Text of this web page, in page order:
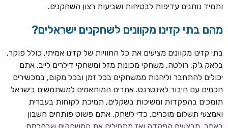
ROYSPINS
MEGAPARI
בונוס קבלת פנים: עד 125% בונוס עד €450 + 250 ספינים חינם
חבילת קבלת פנים: עד 280% בונוס עד €2,200 + 230 ספינים
ותמיד נותנים עדיפות לבטיחות ושביעות רצון השחקנים.
מהם בתי קזינו מקוונים לשחקנים ישראלים?
בתי קזינו מקוונים מציעים את כל החוויות של קזינו אמיתי, כולל פוקר,
בלאק ג'ק, רולטה, משחקי מכונות מזל ומשחקי דילרים לייב. אתם
יכולים להתחבר וליהנות ממשחקים בכל זמן ובכל מקום, במכשירים
חכמים עם חיבור לאינטרנט. אתרים המותאמים למשתמשים בישראל
תומכים בהפקדות ומשיכות בשקלים, תמיכת לקוחות בעברית
ואמצעי תשלום מוכרים. כדי לשחק, אתם פשוט פותחים חשבון